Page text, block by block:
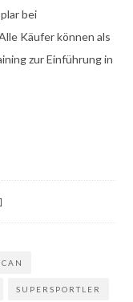
bei
Käufer können als
zur Einführung in
SUPERSPORTLER